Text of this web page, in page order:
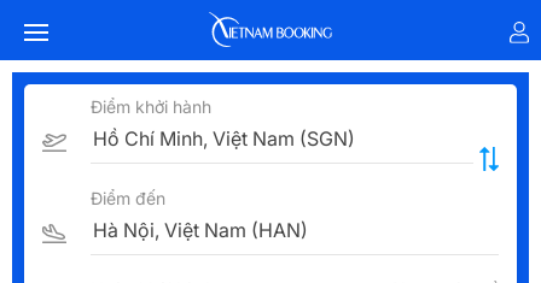
Điểm khởi hành
Điểm đến